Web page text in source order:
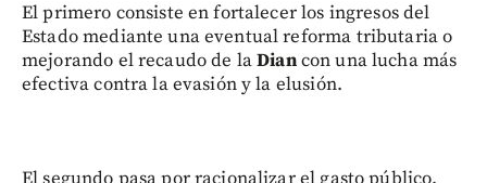
El primero consiste en fortalecer los ingresos del
Estado mediante una eventual reforma tributaria o
mejorando el recaudo de laDiancon una lucha más
efectiva contra la evasión y la elusión.